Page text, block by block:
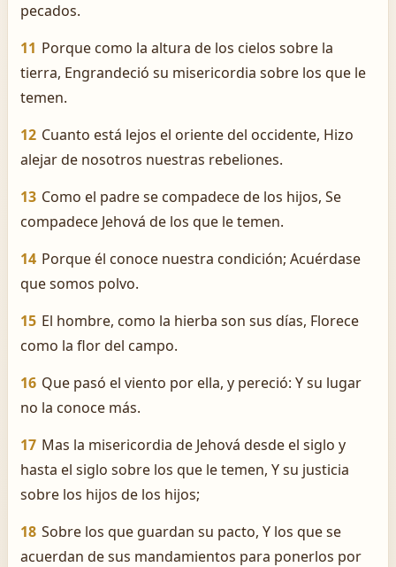
pecados.
11 Porque como la altura de los cielos sobre la
tierra, Engrandeció su misericordia sobre los que le
temen.
12 Cuanto está lejos el oriente del occidente, Hizo
alejar de nosotros nuestras rebeliones.
13 Como el padre se compadece de los hijos, Se
compadece Jehová de los que le temen.
14 Porque él conoce nuestra condición; Acuérdase
que somos polvo.
15 El hombre, como la hierba son sus días, Florece
como la flor del campo.
16 Que pasó el viento por ella, y pereció: Y su lugar
no la conoce más.
17 Mas la misericordia de Jehová desde el siglo y
hasta el siglo sobre los que le temen, Y su justicia
sobre los hijos de los hijos;
18 Sobre los que guardan su pacto, Y los que se
acuerdan de sus mandamientos para ponerlos por